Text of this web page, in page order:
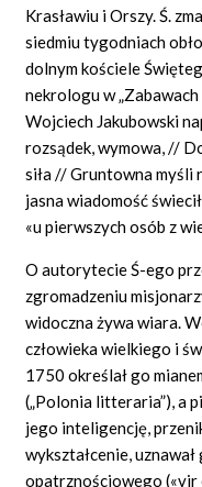
Krasławiu i Orszy. Ś.
siedmiu tygodniach
dolnym kościele
nekrologu w
Wojciech Jakubowski
rozsądek, wymowa, //
siła // Gruntowna myśli
jasna wiadomość
«u pierwszych osób z
O autorytecie Ś-ego
zgromadzeniu
widoczna żywa wiara.
człowieka wielkiego i
1750 określał go
(„Polonia litteraria”), a
jego inteligencję,
wykształcenie,
opatrznościowego